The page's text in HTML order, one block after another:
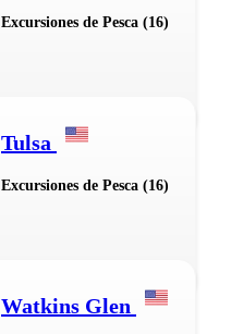
Excursiones de Pesca (16)
Tulsa
Excursiones de Pesca (16)
Watkins Glen